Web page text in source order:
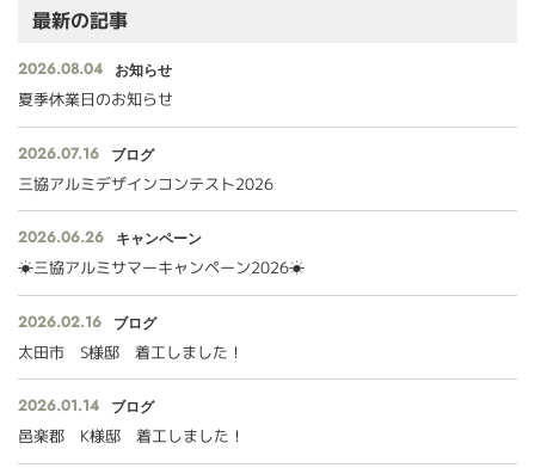
最新の記事
2026.08.04 お知らせ
夏季休業日のお知らせ
2026.07.16 ブログ
三協アルミデザインコンテスト2026
2026.06.26 キャンペーン
☀三協アルミサマーキャンペーン2026☀
2026.02.16 ブログ
太田市 S様邸 着工しました！
2026.01.14 ブログ
邑楽郡 K様邸 着工しました！